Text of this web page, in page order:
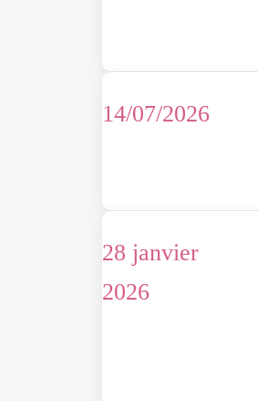
14/07/2026
28 janvier
2026